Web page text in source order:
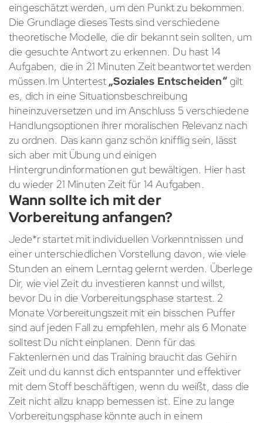
eingeschätzt werden, um den Punkt zu bekommen.
Die Grundlage dieses Tests sind verschiedene
theoretische Modelle, die dir bekannt sein sollten, um
die gesuchte Antwort zu erkennen. Du hast 14
Aufgaben, die in 21 Minuten Zeit beantwortet werden
müssen.Im Untertest „Soziales Entscheiden“gilt
es, dich in eine Situationsbeschreibung
hineinzuversetzen und im Anschluss 5 verschiedene
Handlungsoptionen ihrer moralischen Relevanz nach
zu ordnen. Das kann ganz schön knifflig sein, lässt
sich aber mit Übung und einigen
Hintergrundinformationen gut bewältigen. Hier hast
du wieder 21 Minuten Zeit für 14 Aufgaben.
Wann sollte ich mit der
Vorbereitung anfangen?
Jede*r startet mit individuellen Vorkenntnissen und
einer unterschiedlichen Vorstellung davon, wie viele
Stunden an einem Lerntag gelernt werden. Überlege
Dir, wie viel Zeit du investieren kannst und willst,
bevor Du in die Vorbereitungsphase startest. 2
Monate Vorbereitungszeit mit ein bisschen Puffer
sind auf jeden Fall zu empfehlen, mehr als 6 Monate
solltest Du nicht einplanen. Denn für das
Faktenlernen und das Training braucht das Gehirn
Zeit und du kannst dich entspannter und effektiver
mit dem Stoff beschäftigen, wenn du weißt, dass die
Zeit nicht allzu knapp bemessen ist. Eine zu lange
Vorbereitungsphase könnte auch in einem